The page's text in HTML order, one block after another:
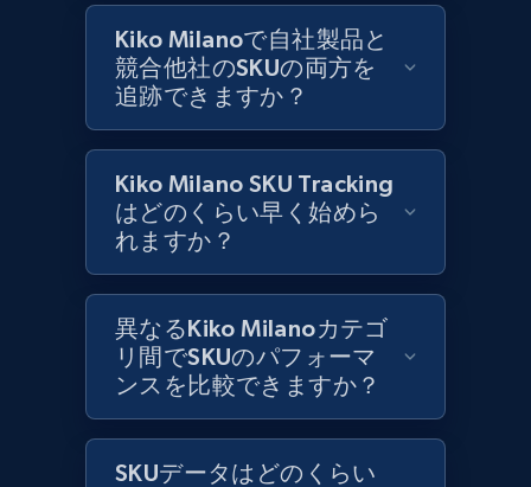
Best Buy products - Collect data on
products using specified keywords
URL, Product id, Title, Images, Final price,
Currency, Discount, Initial price, and more.
1.1K+ 149+
Lowes.com
URL, Domain, Marketplace pn, Sku, Other pn,
Kiko Milanoで自社製品と
競合他社のSKUの両方を
追跡できますか？
Kiko Milano SKU Tracking
はどのくらい早く始めら
れますか？
異なるKiko Milanoカテゴ
リ間でSKUのパフォーマ
ンスを比較できますか？
SKUデータはどのくらい